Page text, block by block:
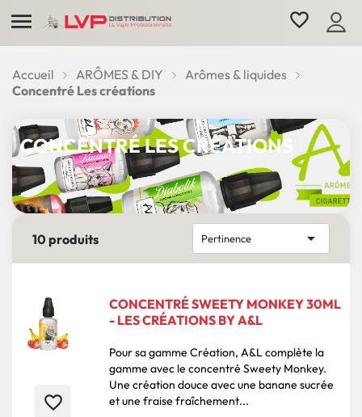
 favorite_border
Accueil ARÔMES & DIY
Arômes & liquides
Concentré Les créations
CONCENTRÉ LES CRÉATIONS
10 produits Pertinence 
favorite_border
CONCENTRÉ SWEETY MONKEY 30ML
- LES CRÉATIONS BY A&L
Pour sa gamme Création, A&L complète la
gamme avec le concentré Sweety Monkey.
Une création douce avec une banane sucrée
et une fraise fraîchement...